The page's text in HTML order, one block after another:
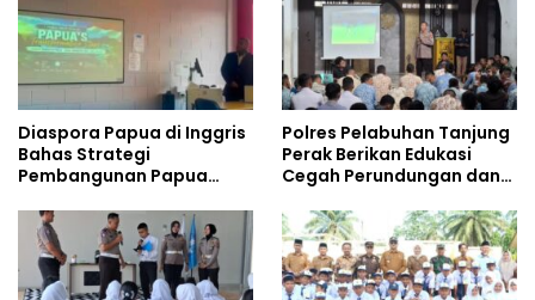
Diaspora Papua di Inggris
Bahas Strategi
Pembangunan Papua
Doktoral Internasional
Polres Pelabuhan Tanjung
Perak Berikan Edukasi
Cegah Perundungan dan
kepada Pelajar MPLS